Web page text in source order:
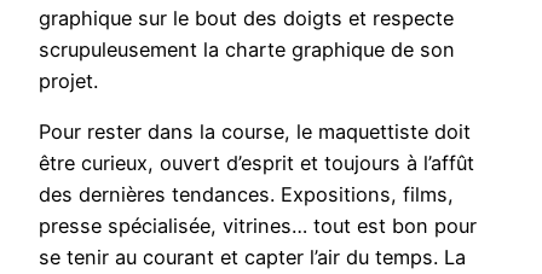
graphique sur le bout des doigts et respecte
scrupuleusement la charte graphique de son
projet.
Pour rester dans la course, le maquettiste doit
être curieux, ouvert d’esprit et toujours à l’affût
des dernières tendances. Expositions, films,
presse spécialisée, vitrines… tout est bon pour
se tenir au courant et capter l’air du temps. La